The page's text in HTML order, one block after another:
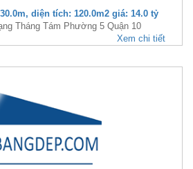
diện tích: 120.0m2 giá: 14.0 tỷ
Tháng Tám Phường 5 Quận 10
Xem chi tiết